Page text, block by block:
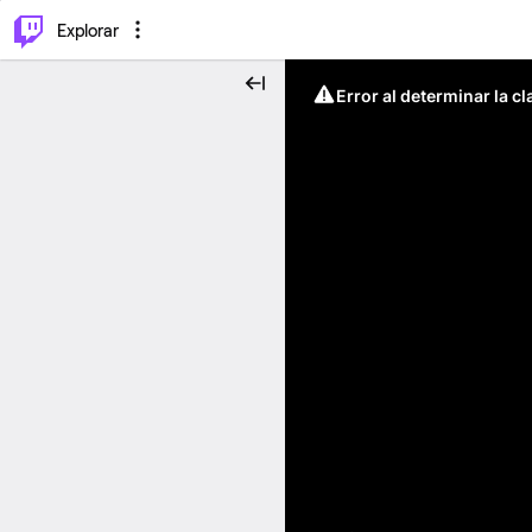
Explorar
Error al determinar la